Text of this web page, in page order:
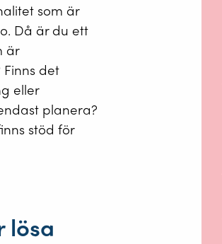
som är
Då är du ett
är
det
eller
planera?
stöd för
lösa